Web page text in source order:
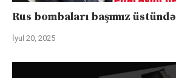
Rus bombaları başımız üstündə
İyul 20, 2025